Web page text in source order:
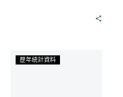
歷年統計資料